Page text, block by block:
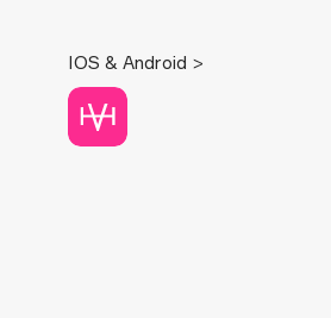
IOS & Android >